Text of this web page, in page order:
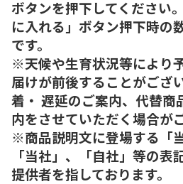
ボタンを押下してください
に入れる」ボタン押下時の
です。
※天候や生育状況等により
届けが前後することがござ
着・ 遅延のご案内、代替商
内をさせていただく場合が
※商品説明文に登場する「
「当社」、「自社」等の表
提供者を指しております。